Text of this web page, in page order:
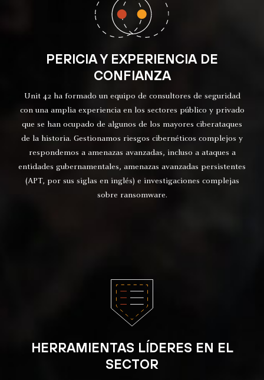
PERICIA Y EXPERIENCIA DE
CONFIANZA
Unit 42 ha formado un equipo de consultores de seguridad
con una amplia experiencia en los sectores público y privado
que se han ocupado de algunos de los mayores ciberataques
de la historia. Gestionamos riesgos cibernéticos complejos y
respondemos a amenazas avanzadas, incluso a ataques a
entidades gubernamentales, amenazas avanzadas persistentes
(APT, por sus siglas en inglés) e investigaciones complejas
sobre ransomware.
HERRAMIENTAS LÍDERES EN EL
SECTOR